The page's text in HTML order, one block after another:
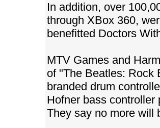
In addition, over
through XBox 360,
benefitted Doctors
MTV Games and
of "The Beatles: Rock
branded drum
Hofner bass controller
They say no more will